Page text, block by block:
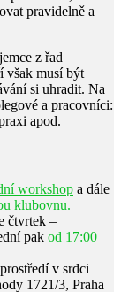
pravidelně a
z řad
však musí být
si uhradit. Na
a pracovníci:
apod.
workshop a dále
klubovnu.
čtvrtek –
pak od 17:00
v srdci
1721/3, Praha